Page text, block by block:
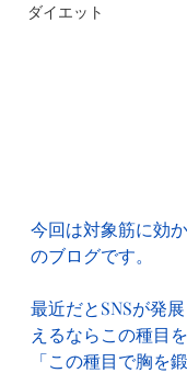
ダイエット
今回は対象筋に効
のブログです。
最近だとSNSが発
えるならこの種目
「この種目で胸を